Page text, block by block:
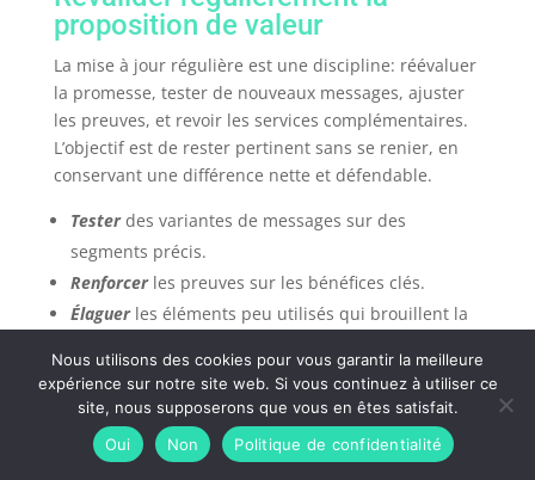
proposition de valeur
La mise à jour régulière est une discipline: réévaluer
la promesse, tester de nouveaux messages, ajuster
les preuves, et revoir les services complémentaires.
L’objectif est de rester pertinent sans se renier, en
conservant une différence nette et défendable.
Testerdes variantes de messages sur des
segments précis.
Renforcerles preuves sur les bénéfices clés.
Élaguerles éléments peu utilisés qui brouillent la
Cette capacité d’adaptation ramène à l’essentiel: une
proposition de valeur claire, différenciante, prouvée
et pilotée dans la durée.
Nous utilisons des cookies pour vous garantir la meilleure
expérience sur notre site web. Si vous continuez à utiliser ce
site, nous supposerons que vous en êtes satisfait.
Oui
Non Politique de confidentialité